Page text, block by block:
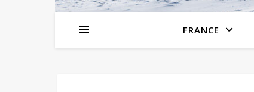
FRANCE